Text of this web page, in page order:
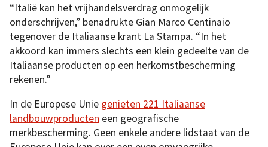
“Italië kan het vrijhandelsverdrag onmogelijk
onderschrijven,” benadrukte Gian Marco Centinaio
tegenover de Italiaanse krant La Stampa. “In het
akkoord kan immers slechts een klein gedeelte van de
Italiaanse producten op een herkomstbescherming
rekenen.”
In de Europese Unie genieten 221 Italiaanse
landbouwproducten een geografische
merkbescherming. Geen enkele andere lidstaat van de